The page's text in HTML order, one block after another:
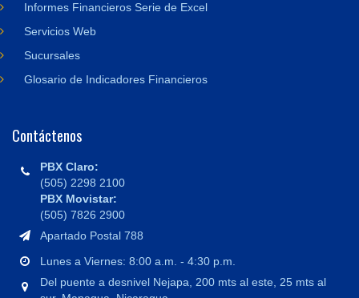
Informes Financieros Serie de Excel
Servicios Web
Sucursales
Glosario de Indicadores Financieros
Contáctenos
PBX Claro:
(505) 2298 2100
PBX Movistar:
(505) 7826 2900
Apartado Postal 788
Lunes a Viernes: 8:00 a.m. - 4:30 p.m.
Del puente a desnivel Nejapa, 200 mts al este, 25 mts al